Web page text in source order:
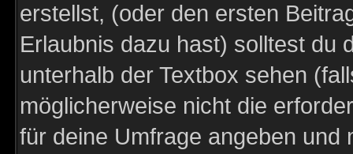
erstellst, (oder den ersten
Erlaubnis dazu hast) solltest du
unterhalb der Textbox sehen
möglicherweise nicht die
für deine Umfrage angeben und